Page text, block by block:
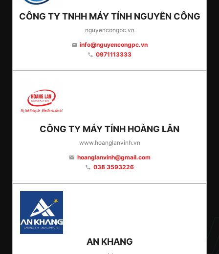
CÔNG TY TNHH MÁY TÍNH NGUYỄN CÔNG
nguyencongpc.vn
email info@nguyencongpc.vn
phone 0971113333
CÔNG TY MÁY TÍNH HOÀNG LÂN
www.hoanglanvinh.vn
email hoanglanvinh@gmail.com
phone 038 3593226
AN KHANG